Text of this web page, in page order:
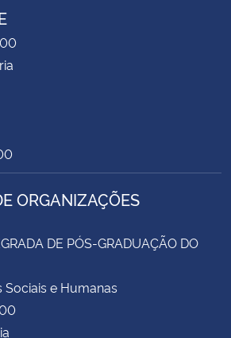
ORGANIZAÇÕES
DE PÓS-GRADUAÇÃO DO
Sociais e Humanas